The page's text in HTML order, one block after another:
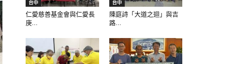
台中
仁愛慈善基金會與仁愛長
庚...
台中
陳庭詩「大道之迴」與吉
路...